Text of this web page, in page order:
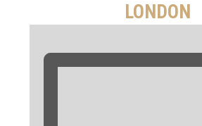
LONDON